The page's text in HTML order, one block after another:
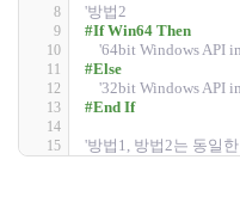
'방법2
#If Win64 Then
'64bit Windows API
#Else
'32bit Windows API
#End If
'방법1, 방법2는 동일